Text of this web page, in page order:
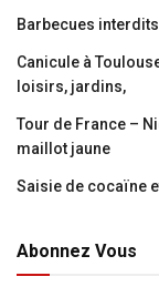
Barbecues
Canicule à
loisirs, jardins,
Tour de France –
maillot jaune
Saisie de cocaïne
Abonnez Vous